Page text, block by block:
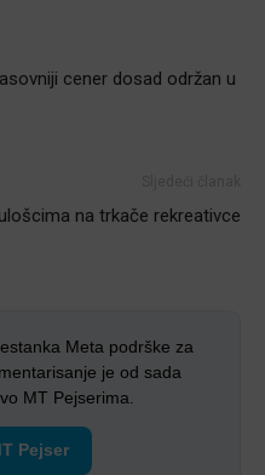
cener dosad održan u
na trkače rekreativce
Meta podrške za
je od sada
MT Pejserima.
Pejser